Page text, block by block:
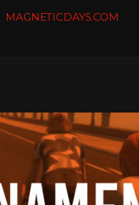
MAGNETICDAYS.COM